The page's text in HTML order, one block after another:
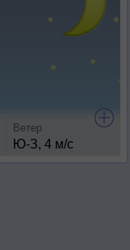
Ветер
Ю-З, 4 м/с